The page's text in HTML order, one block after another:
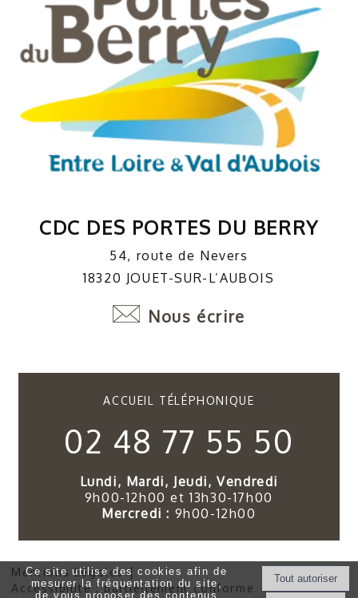
CDC DES PORTES DU BERRY
54, route de Nevers
18320 JOUET-SUR-L’AUBOIS
Nous écrire
ACCUEIL TÉLÉPHONIQUE
02 48 77 55 50
Lundi, Mardi, Jeudi, Vendredi
9h00-12h00 et 13h30-17h00
Mercredi : 9h00-12h00
Mentions Légales
Accessibilité : partiellement conforme
Ce site utilise des cookies afin de
mesurer la fréquentation du site,
de vous proposer des contenus